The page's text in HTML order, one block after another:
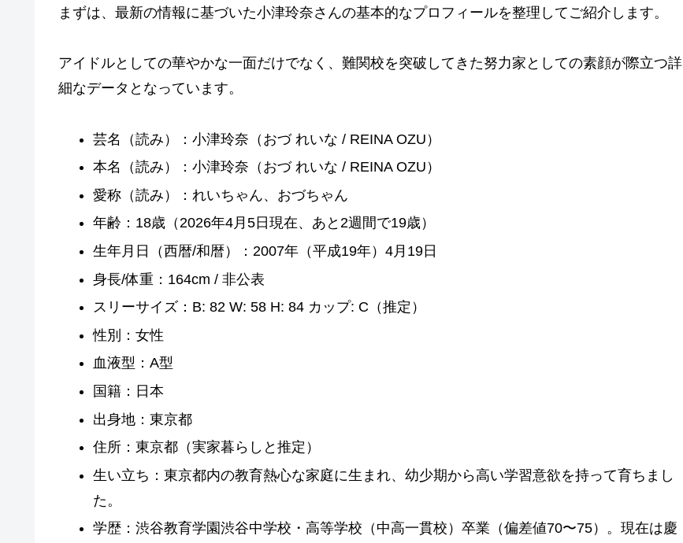
まずは、最新の情報に基づいた小津玲奈さんの基本的なプロフィールを整理してご紹介します。
アイドルとしての華やかな一面だけでなく、難関校を突破してきた努力家としての素顔が際立つ詳
細なデータとなっています。
芸名（読み）：小津玲奈（おづ れいな / REINA OZU）
本名（読み）：小津玲奈（おづ れいな / REINA OZU）
愛称（読み）：れいちゃん、おづちゃん
年齢：18歳（2026年4月5日現在、あと2週間で19歳）
生年月日（西暦/和暦）：2007年（平成19年）4月19日
身長/体重：164cm / 非公表
スリーサイズ：B: 82 W: 58 H: 84 カップ: C（推定）
性別：女性
血液型：A型
国籍：日本
出身地：東京都
住所：東京都（実家暮らしと推定）
生い立ち：東京都内の教育熱心な家庭に生まれ、幼少期から高い学習意欲を持って育ちまし
た。
学歴：渋谷教育学園渋谷中学校・高等学校（中高一貫校）卒業（偏差値70〜75）。現在は慶